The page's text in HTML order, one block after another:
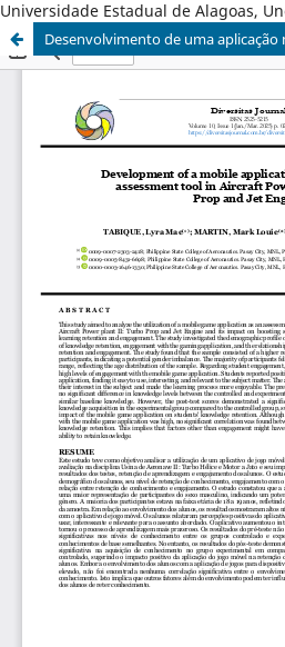
Universidade Estadual de Alagoas,